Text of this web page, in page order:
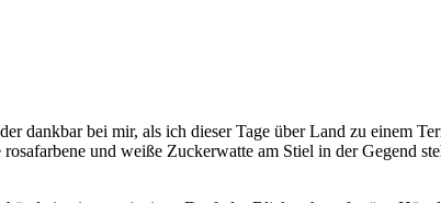
dankbar bei mir, als ich dieser Tage über Land zu einem
und weiße Zuckerwatte am Stiel in der Gegend